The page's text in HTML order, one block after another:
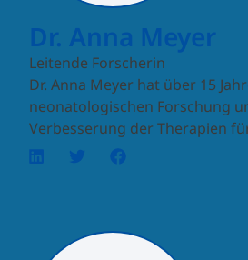
Dr. Anna Meyer
Leitende Forscherin
Dr. Anna Meyer hat über 15
neonatologischen Forschung
Verbesserung der Therapien